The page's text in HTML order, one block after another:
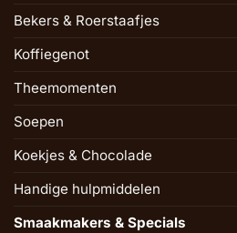
Bekers & Roerstaafjes
Koffiegenot
Theemomenten
Soepen
Koekjes & Chocolade
Handige hulpmiddelen
Smaakmakers & Specials